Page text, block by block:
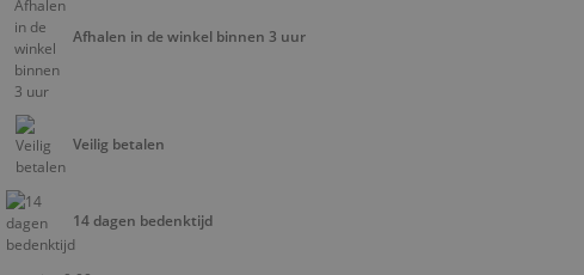
Afhalen in de winkel binnen 3 uur
Veilig betalen
14 dagen bedenktijd